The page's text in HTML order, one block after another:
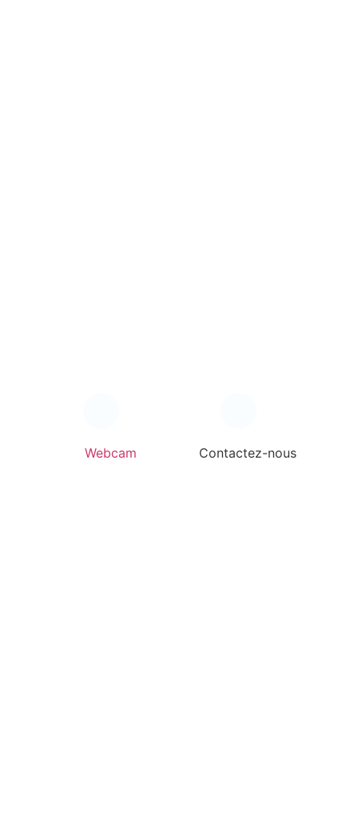
Webcam Contactez-nous